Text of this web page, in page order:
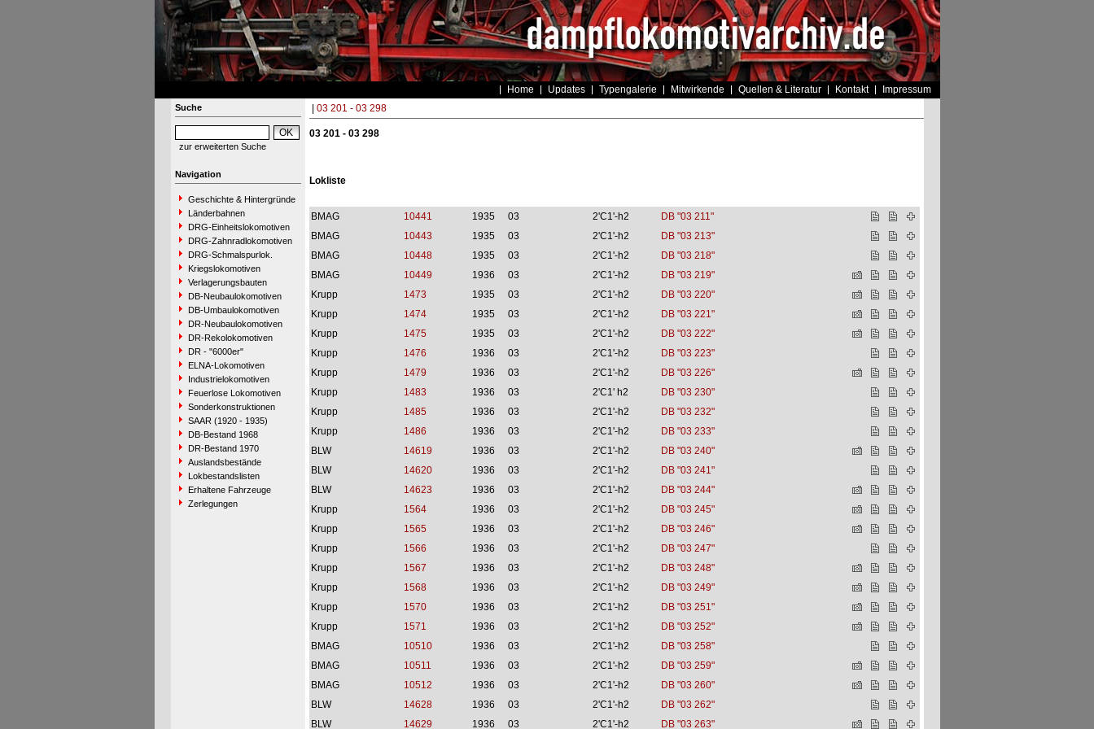
Home Updates Typengalerie Mitwirkende Quellen & Literatur Kontakt Impressum
Suche
zur erweiterten Suche
Navigation
Geschichte & Hintergründe
Länderbahnen
DRG-Einheitslokomotiven
DRG-Zahnradlokomotiven
DRG-Schmalspurlok.
Kriegslokomotiven
Verlagerungsbauten
DB-Neubaulokomotiven
DB-Umbaulokomotiven
DR-Neubaulokomotiven
DR-Rekolokomotiven
DR - "6000er"
ELNA-Lokomotiven
Industrielokomotiven
Feuerlose Lokomotiven
Sonderkonstruktionen
SAAR (1920 - 1935)
DB-Bestand 1968
DR-Bestand 1970
Auslandsbestände
Lokbestandslisten
Erhaltene Fahrzeuge
Zerlegungen
03 201 - 03 298
03 201 - 03 298
Lokliste
BMAG 10441 1935 03 2'C1'-h2
DB "03 211"
BMAG
10443 1935 03 2'C1'-h2
DB "03 213"
BMAG
10448 1935 03 2'C1'-h2
DB "03 218"
BMAG
10449 1936 03 2'C1'-h2
DB "03 219"
Krupp
1473 1935 03 2'C1'-h2
DB "03 220"
Krupp
1474 1935 03 2'C1'-h2
DB "03 221"
Krupp
1475 1935 03 2'C1'-h2
DB "03 222"
Krupp
1476 1936 03 2'C1'-h2
DB "03 223"
Krupp
1479 1936 03 2'C1'-h2
DB "03 226"
Krupp
1483 1936 03 2'C1' h2
DB "03 230"
Krupp
1485 1936 03 2'C1'-h2
DB "03 232"
Krupp
1486 1936 03 2'C1'-h2
DB "03 233"
BLW
14619 1936 03 2'C1'-h2
DB "03 240"
BLW
14620 1936 03 2'C1'-h2
DB "03 241"
BLW
14623 1936 03 2'C1'-h2
DB "03 244"
Krupp
1564 1936 03 2'C1'-h2
DB "03 245"
Krupp
1565 1936 03 2'C1'-h2
DB "03 246"
Krupp
1566 1936 03 2'C1'-h2
DB "03 247"
Krupp
1567 1936 03 2'C1'-h2
DB "03 248"
Krupp
1568 1936 03 2'C1'-h2
DB "03 249"
Krupp
1570 1936 03 2'C1'-h2
DB "03 251"
Krupp
1571 1936 03 2'C1'-h2
DB "03 252"
BMAG
10510 1936 03 2'C1'-h2
DB "03 258"
BMAG
10511 1936 03 2'C1'-h2
DB "03 259"
BMAG
10512 1936 03 2'C1'-h2
DB "03 260"
BLW
14628 1936 03 2'C1'-h2
DB "03 262"
BLW
14629 1936 03 2'C1'-h2 DB "03 263"